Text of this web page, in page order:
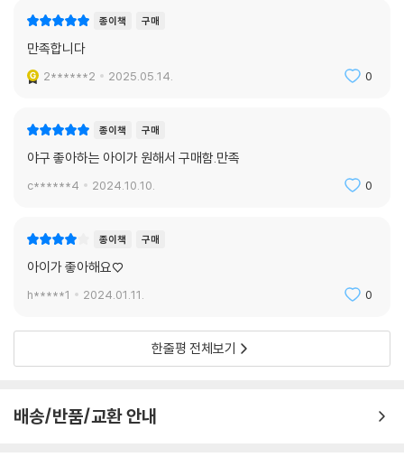
종이책 구매
만족합니다
2******2 2025.05.14. 0
종이책 구매
야구 좋아하는 아이가 원해서 구매함.만족
c******4 2024.10.10. 0
종이책 구매
아이가 좋아해요♡
h*****1 2024.01.11. 0
한줄평 전체보기
배송/반품/교환 안내